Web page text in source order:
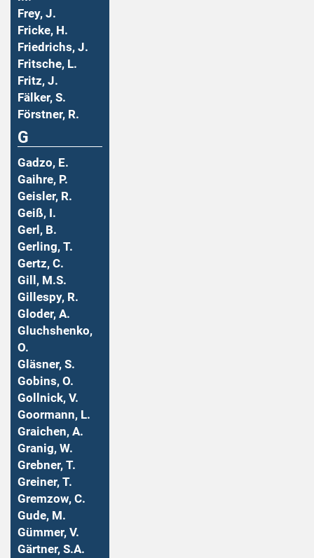
Frey, J.
Fricke, H.
Friedrichs, J.
Fritsche, L.
Fritz, J.
Fälker, S.
Förstner, R.
G
Gadzo, E.
Gaihre, P.
Geisler, R.
Geiß, I.
Gerl, B.
Gerling, T.
Gertz, C.
Gill, M.S.
Gillespy, R.
Gloder, A.
Gluchshenko,
O.
Gläsner, S.
Gobins, O.
Gollnick, V.
Goormann, L.
Graichen, A.
Granig, W.
Grebner, T.
Greiner, T.
Gremzow, C.
Gude, M.
Gümmer, V.
Gärtner, S.A.